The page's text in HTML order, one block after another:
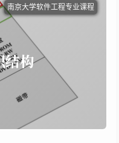
想知道梦的后续吗？...
结构
南京大学软件工程专业课程
计算机组织结构
计组期末复习 1~6讲
计组期末复习第九讲 数据校验码
计组期末复习第十一讲 虚拟存储器
京大学软件工程专业课程